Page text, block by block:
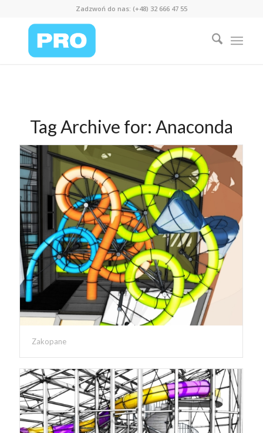
Zadzwoń do nas: (+48) 32 666 47 55
Tag Archive for: Anaconda
Zakopane